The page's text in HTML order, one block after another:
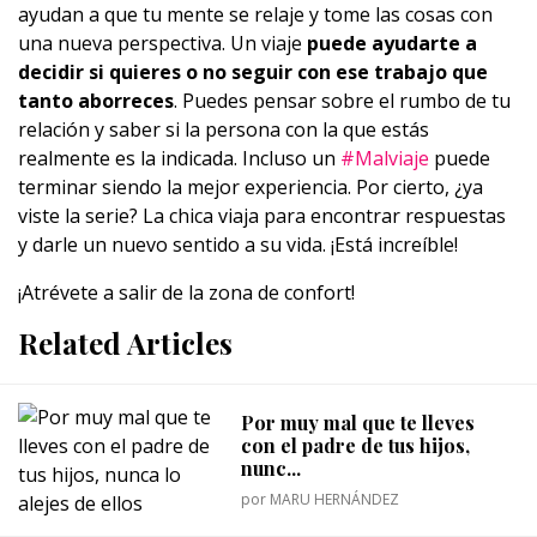
ayudan a que tu mente se relaje y tome las cosas con
una nueva perspectiva. Un viaje puede ayudarte a
decidir si quieres o no seguir con ese trabajo que
tanto aborreces. Puedes pensar sobre el rumbo de tu
relación y saber si la persona con la que estás
realmente es la indicada. Incluso un #Malviaje puede
terminar siendo la mejor experiencia. Por cierto, ¿ya
viste la serie? La chica viaja para encontrar respuestas
y darle un nuevo sentido a su vida. ¡Está increíble!
¡Atrévete a salir de la zona de confort!
Related Articles
Por muy mal que te lleves
con el padre de tus hijos,
nunc...
por MARU HERNÁNDEZ